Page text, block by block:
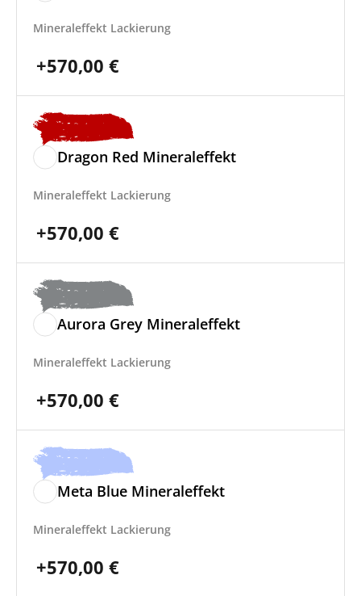
Mineraleffekt Lackierung
+570,00 €
Dragon Red Mineraleffekt
Mineraleffekt Lackierung
+570,00 €
Aurora Grey Mineraleffekt
Mineraleffekt Lackierung
+570,00 €
Meta Blue Mineraleffekt
Mineraleffekt Lackierung
+570,00 €